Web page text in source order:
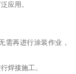
应用。
需再进行涂装作业，
焊接施工。